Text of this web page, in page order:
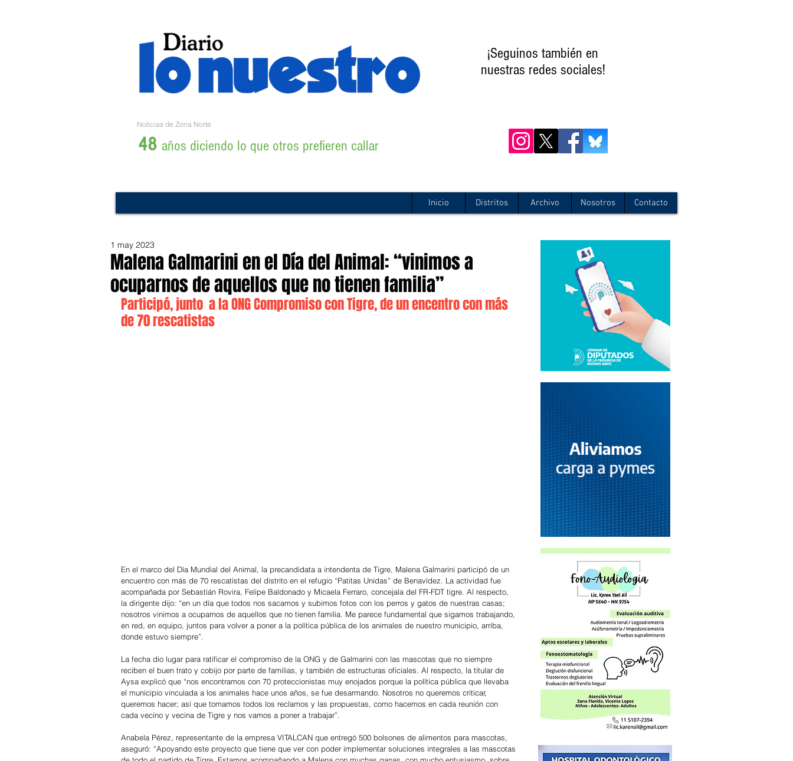
¡Seguinos también en
nuestras redes sociales!
Noticias de Zona Norte
48 años diciendo lo que otros prefieren callar
Inicio Distritos Archivo Nosotros Contacto
Malena Galmarini en el Día del Animal: “vinimos a
ocuparnos de aquellos que no tienen familia”
1 may 2023
Participó, junto  a la ONG Compromiso con Tigre, de un encentro con más
de 70 rescatistas
En el marco del Día Mundial del Animal, la precandidata a intendenta de Tigre, Malena Galmarini participó de un
encuentro con más de 70 rescatistas del distrito en el refugio “Patitas Unidas” de Benavídez. La actividad fue
acompañada por Sebastián Rovira, Felipe Baldonado y Micaela Ferraro, concejala del FR-FDT tigre. Al respecto,
la dirigente dijo: “en un día que todos nos sacamos y subimos fotos con los perros y gatos de nuestras casas;
nosotros vinimos a ocuparnos de aquellos que no tienen familia. Me parece fundamental que sigamos trabajando,
en red, en equipo, juntos para volver a poner a la política pública de los animales de nuestro municipio, arriba,
donde estuvo siempre”.
La fecha dio lugar para ratificar el compromiso de la ONG y de Galmarini con las mascotas que no siempre
reciben el buen trato y cobijo por parte de familias, y también de estructuras oficiales. Al respecto, la titular de
Aysa explicó que “nos encontramos con 70 proteccionistas muy enojados porque la política pública que llevaba
el municipio vinculada a los animales hace unos años, se fue desarmando. Nosotros no queremos criticar,
queremos hacer; así que tomamos todos los reclamos y las propuestas, como hacemos en cada reunión con
cada vecino y vecina de Tigre y nos vamos a poner a trabajar”.
Anabela Pérez, representante de la empresa VITALCAN que entregó 500 bolsones de alimentos para mascotas,
aseguró: “Apoyando este proyecto que tiene que ver con poder implementar soluciones integrales a las mascotas